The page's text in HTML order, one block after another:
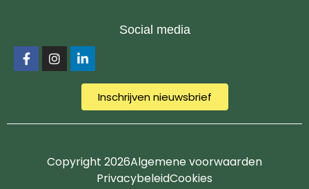
Social media
Inschrijven nieuwsbrief
Copyright 2026Algemene voorwaarden
PrivacybeleidCookies